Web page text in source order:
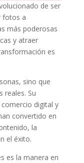
de ser
fotos a
más poderosas
y atraer
es
sino que
reales. Su
digital y
convertido en
la
el éxito.
es la manera en